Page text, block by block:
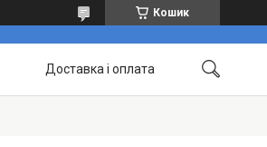
Кошик
Доставка і оплата